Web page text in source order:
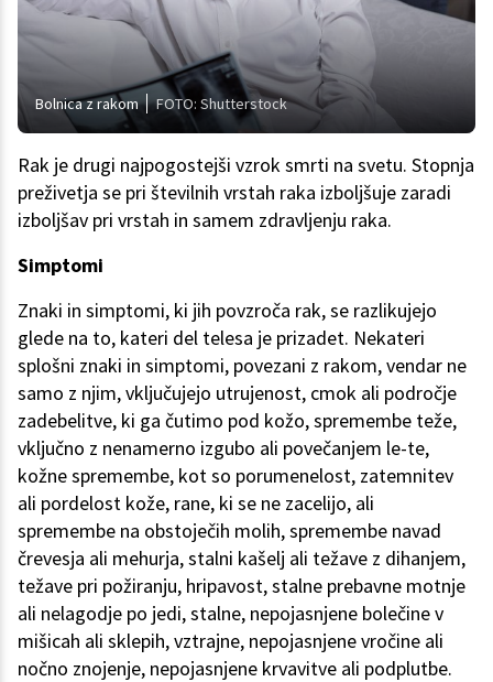
Bolnica z rakom FOTO: Shutterstock
Rak je drugi najpogostejši vzrok smrti na svetu. Stopnja
preživetja se pri številnih vrstah raka izboljšuje zaradi
izboljšav pri vrstah in samem zdravljenju raka.
Simptomi
Znaki in simptomi, ki jih povzroča rak, se razlikujejo
glede na to, kateri del telesa je prizadet. Nekateri
splošni znaki in simptomi, povezani z rakom, vendar ne
samo z njim, vključujejo utrujenost, cmok ali področje
zadebelitve, ki ga čutimo pod kožo, spremembe teže,
vključno z nenamerno izgubo ali povečanjem le-te,
kožne spremembe, kot so porumenelost, zatemnitev
ali pordelost kože, rane, ki se ne zacelijo, ali
spremembe na obstoječih molih, spremembe navad
črevesja ali mehurja, stalni kašelj ali težave z dihanjem,
težave pri požiranju, hripavost, stalne prebavne motnje
ali nelagodje po jedi, stalne, nepojasnjene bolečine v
mišicah ali sklepih, vztrajne, nepojasnjene vročine ali
nočno znojenje, nepojasnjene krvavitve ali podplutbe.